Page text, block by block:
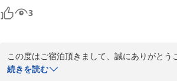
います！！
2013-02-12
意されてたことにテンションが上がり、終始興
りがとうございました。
3
この度はご宿泊頂きまして、誠にありがとう
初めての☆☆☆☆☆のご評価、家族で感激して
続きを読む